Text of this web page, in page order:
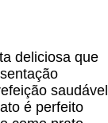
deliciosa que
saudável
é perfeito